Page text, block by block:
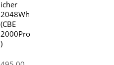
icher
2048Wh
(CBE
2000Pro
)